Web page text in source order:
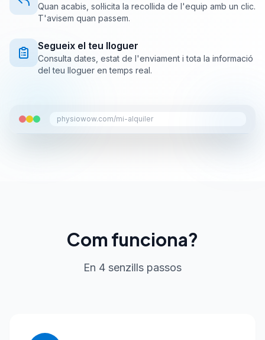
Quan acabis, sol·licita la recollida de l'equip amb un clic.
T'avisem quan passem.
Segueix el teu lloguer
Consulta dates, estat de l'enviament i tota la informació
del teu lloguer en temps real.
physiowow.com/mi-alquiler
Com funciona?
En 4 senzills passos